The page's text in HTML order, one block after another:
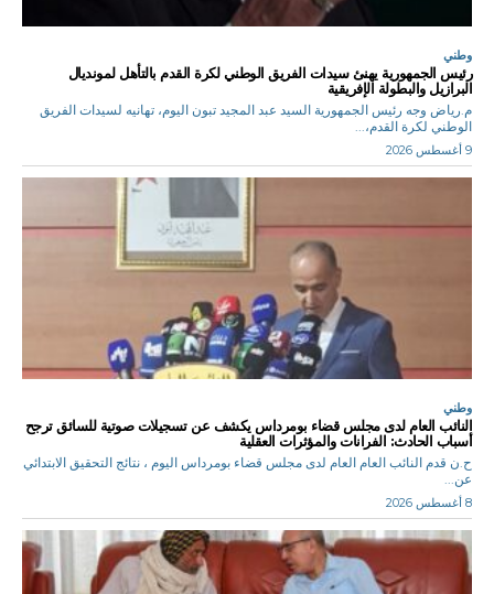
وطني
رئيس الجمهورية يهنئ سيدات الفريق الوطني لكرة القدم بالتأهل لمونديال
البرازيل والبطولة الإفريقية
م.رياض وجه رئيس الجمهورية السيد عبد المجيد تبون اليوم، تهانيه لسيدات الفريق
الوطني لكرة القدم،...
9 أغسطس 2026
وطني
النائب العام لدى مجلس قضاء بومرداس يكشف عن تسجيلات صوتية للسائق ترجح
أسباب الحادث: الفرانات والمؤثرات العقلية
ح.ن قدم النائب العام العام لدى مجلس قضاء بومرداس اليوم ، نتائج التحقيق الابتدائي
عن...
8 أغسطس 2026